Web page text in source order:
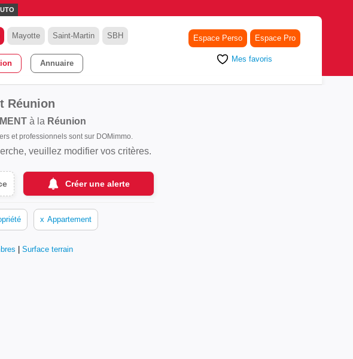
Mayotte Saint-Martin SBH
Annuaire
Espace Perso Espace Pro
Mes favoris
Réunion
à la Réunion
et professionnels sont sur DOMimmo.
veuillez modifier vos critères.
Créer une alerte
x Appartement
Surface terrain